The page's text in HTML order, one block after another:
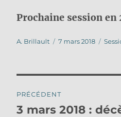
Prochaine session en
Auteur
A. Brillault
Publié
7 mars 2018
de
PRÉCÉDENT
Publication
3 mars 2018 :